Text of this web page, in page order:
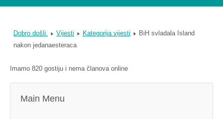
Dobro došli. Vijesti Kategorija vijesti
BiH svladala Island
nakon jedanaesteraca
Imamo 820 gostiju i nema članova online
Main Menu